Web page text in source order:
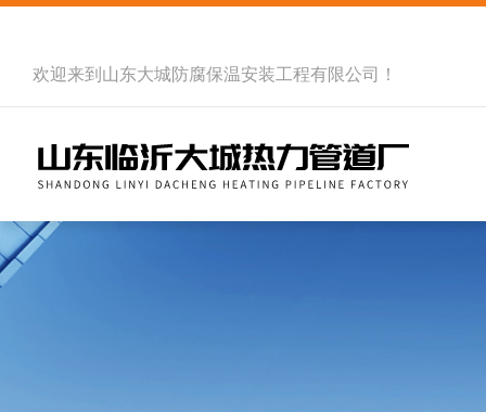
欢迎来到 山东大城防腐保温安装工程有限公司 ！